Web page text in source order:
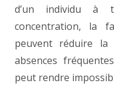
d’un individu à
concentration, la
peuvent réduire la
absences
peut rendre